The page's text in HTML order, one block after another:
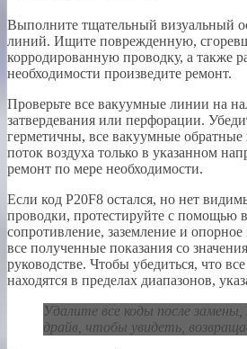
Выполните тщательный визуальный
линий. Ищите поврежденную,
корродированную проводку, а также
необходимости произведите ремонт.
Проверьте все вакуумные линии на
затвердевания или перфорации.
герметичны, все вакуумные
поток воздуха только в указанном
ремонт по мере необходимости.
Если код P20F8 остался, но нет
проводки, протестируйте с помощью
сопротивление, заземление и
все полученные показания со
руководстве. Чтобы убедиться, что
находятся в пределах диапазонов,
Удалите все коды после
драйв, чтобы увидеть,